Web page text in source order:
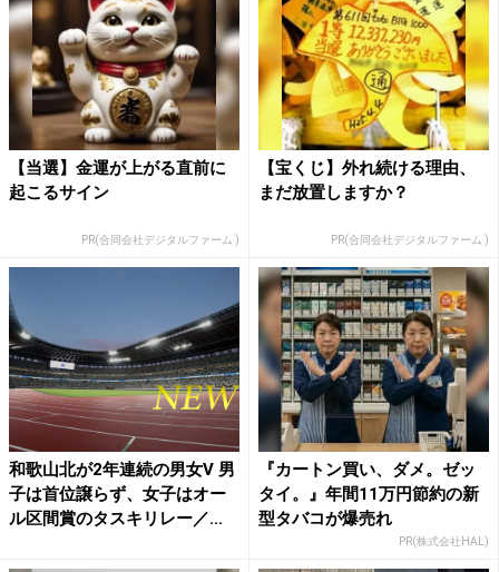
【当選】金運が上がる直前に
起こるサイン
PR(合同会社デジタルファーム )
【宝くじ】外れ続ける理由、
まだ放置しますか？
PR(合同会社デジタルファーム )
和歌山北が2年連続の男女V 男
子は首位譲らず、女子はオー
ル区間賞のタスキリレー／...
『カートン買い、ダメ。ゼッ
タイ。』年間11万円節約の新
型タバコが爆売れ
PR(株式会社HAL)